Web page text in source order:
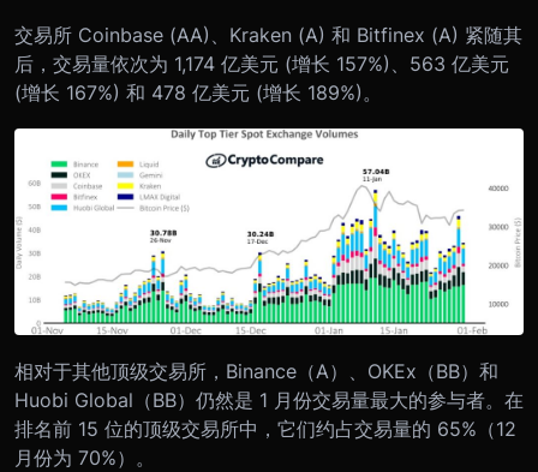
交易所 Coinbase (AA)、Kraken (A) 和 Bitfinex (A) 紧随其
后，交易量依次为 1,174 亿美元 (增长 157%)、563 亿美元
(增长 167%) 和 478 亿美元 (增长 189%)。
相对于其他顶级交易所，Binance（A）、OKEx（BB）和
Huobi Global（BB）仍然是 1 月份交易量最大的参与者。在
排名前 15 位的顶级交易所中，它们约占交易量的 65%（12
月份为 70%）。